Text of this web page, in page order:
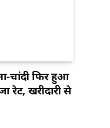
चांदी फिर हुआ
रेट, खरीदारी से